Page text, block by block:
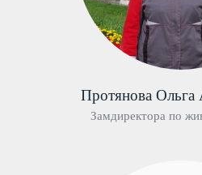
Протянова Ольга
Замдиректора по